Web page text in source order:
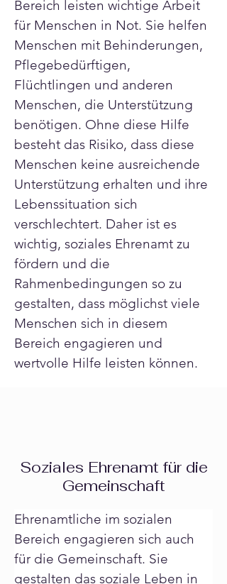
Bereich leisten wichtige Arbeit
für Menschen in Not. Sie helfen
Menschen mit Behinderungen,
Pflegebedürftigen,
Flüchtlingen und anderen
Menschen, die Unterstützung
benötigen. Ohne diese Hilfe
besteht das Risiko, dass diese
Menschen keine ausreichende
Unterstützung erhalten und ihre
Lebenssituation sich
verschlechtert. Daher ist es
wichtig, soziales Ehrenamt zu
fördern und die
Rahmenbedingungen so zu
gestalten, dass möglichst viele
Menschen sich in diesem
Bereich engagieren und
wertvolle Hilfe leisten können.
Soziales Ehrenamt für die
Gemeinschaft
Ehrenamtliche im sozialen
Bereich engagieren sich auch
für die Gemeinschaft. Sie
gestalten das soziale Leben in